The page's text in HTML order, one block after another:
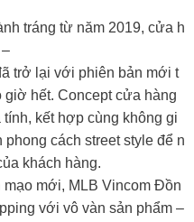
tráng từ năm 2019, cửa h
trở lại với phiên bản mới t
hết. Concept cửa hàng
kết hợp cùng không gi
cách street style để n
khách hàng.
mới, MLB Vincom Đồn
với vô vàn sản phẩm –